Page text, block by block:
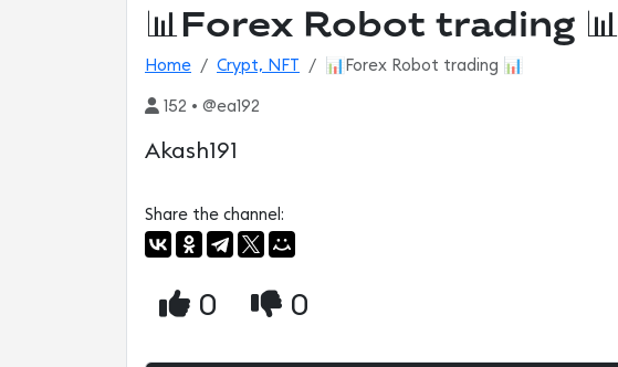
📊Forex Robot trading 📊
Home Crypt, NFT 📊Forex Robot trading 📊
152 • @ea192
Akash191
Share the channel:
0 0